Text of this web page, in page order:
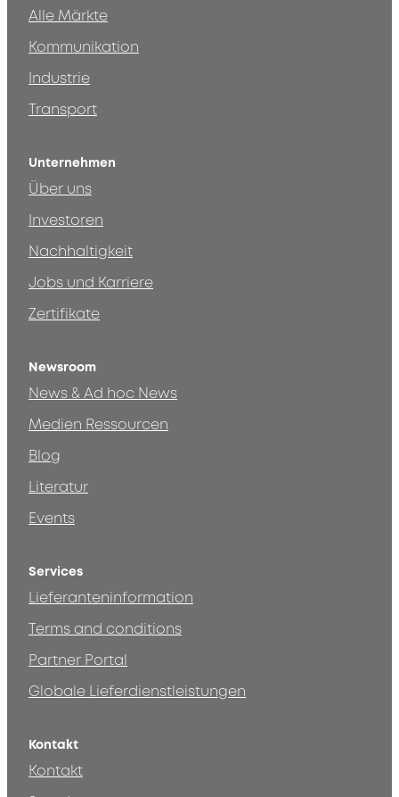
Alle Märkte
Kommunikation
Industrie
Transport
Unternehmen
Über uns
Investoren
Nachhaltigkeit
Jobs und Karriere
Zertifikate
Newsroom
News & Ad hoc News
Medien Ressourcen
Blog
Literatur
Events
Services
Lieferanteninformation
Terms and conditions
Partner Portal
Globale Lieferdienstleistungen
Kontakt
Kontakt